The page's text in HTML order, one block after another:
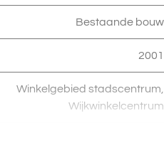
Bestaande bouw
2001
Winkelgebied stadscentrum,
Wijkwinkelcentrum